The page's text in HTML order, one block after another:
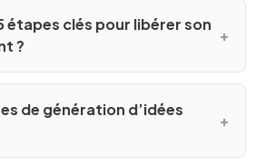
étapes clés pour libérer son
?
de génération d’idées